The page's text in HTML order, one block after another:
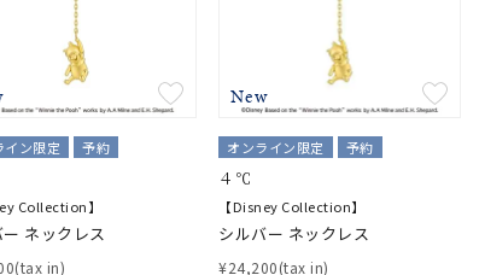
#エタニティ #ダイヤモンド ネックレス #eギフト
並び替え
イン限定 予約
Collection】
ネックレス
in)
New
オンライン限定 予約
４℃
【Disney Collection】
シルバー ネックレス
¥24,200(tax in)